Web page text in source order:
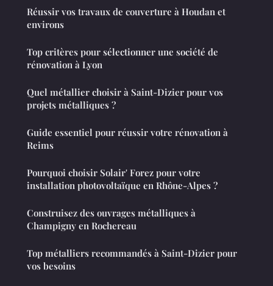
Réussir vos travaux de couverture à Houdan et
environs
Top critères pour sélectionner une société de
rénovation à Lyon
Quel métallier choisir à Saint-Dizier pour vos
projets métalliques ?
Guide essentiel pour réussir votre rénovation à
Reims
Pourquoi choisir Solair' Forez pour votre
installation photovoltaïque en Rhône-Alpes ?
Construisez des ouvrages métalliques à
Champigny en Rochereau
Top métalliers recommandés à Saint-Dizier pour
vos besoins